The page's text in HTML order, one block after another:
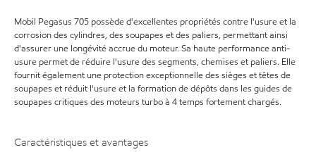
Mobil Pegasus 705 possède d'excellentes propriétés contre l'usure et la
corrosion des cylindres, des soupapes et des paliers, permettant ainsi
d'assurer une longévité accrue du moteur. Sa haute performance anti-
usure permet de réduire l'usure des segments, chemises et paliers. Elle
fournit également une protection exceptionnelle des sièges et têtes de
soupapes et réduit l'usure et la formation de dépôts dans les guides de
soupapes critiques des moteurs turbo à 4 temps fortement chargés.
Caractéristiques et avantages